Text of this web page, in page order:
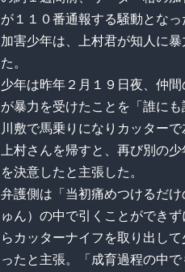
が１１０番通報する騒動となっ
加害少年は、上村君が知人に
た。
少年は昨年２月１９日夜、仲
が暴力を受けたことを「誰に
川敷で馬乗りになりカッターで
上村さんを帰すと、再び別の
を決意したと主張した。
弁護側は「当初痛めつけるだ
ゅん）の中で引くことができ
らカッターナイフを取り出し
ったと主張。「成育過程の中